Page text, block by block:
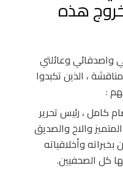
هذه
واصدقائي وعائلتي
، الذين تكبدوا
:
كامل ، رئيس تحرير
والاخ والصديق
وأخلاقياته
كل الصحفيين.